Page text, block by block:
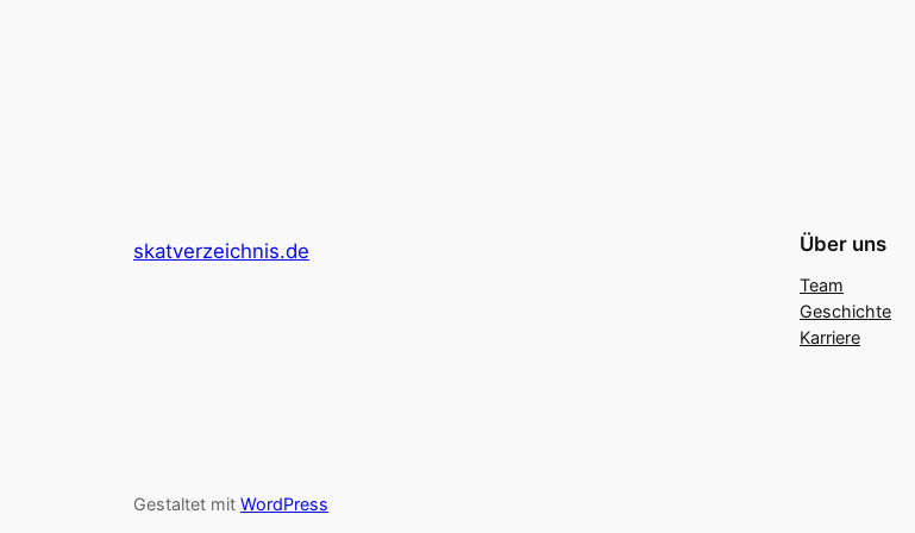
skatverzeichnis.de Über uns
Team
Geschichte
Karriere
Gestaltet mit WordPress